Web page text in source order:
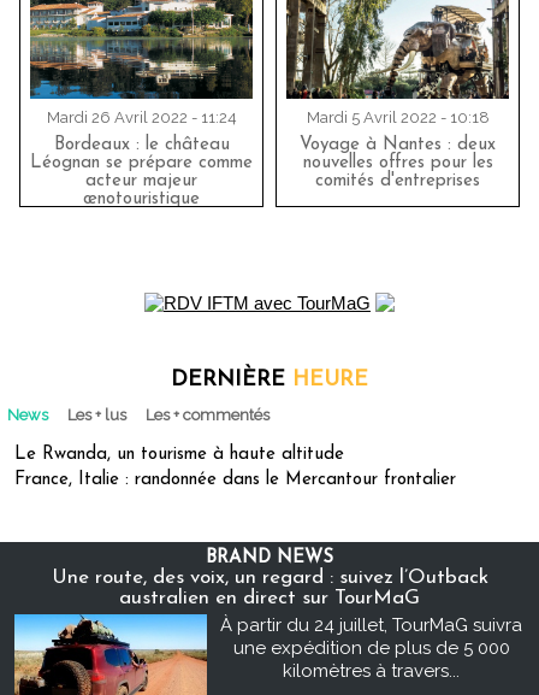
Mardi 26 Avril 2022 - 11:24
Bordeaux : le château
Léognan se prépare comme
acteur majeur
œnotouristique
Mardi 5 Avril 2022 - 10:18
Voyage à Nantes : deux
nouvelles offres pour les
comités d'entreprises
DERNIÈRE HEURE
News Les + lus Les + commentés
Le Rwanda, un tourisme à haute altitude
France, Italie : randonnée dans le Mercantour frontalier
BRAND NEWS
Une route, des voix, un regard : suivez l’Outback
australien en direct sur TourMaG
À partir du 24 juillet, TourMaG suivra
une expédition de plus de 5 000
kilomètres à travers...